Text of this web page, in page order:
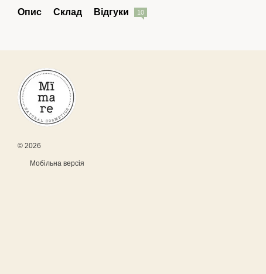
Опис Склад Відгуки 10
© 2026
Мобільна версія